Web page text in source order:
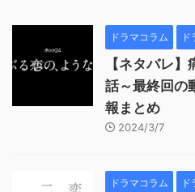
ドラマコラム
【ネタバレ
話～最終回の
報まとめ
2024/3/7
ドラマコラム